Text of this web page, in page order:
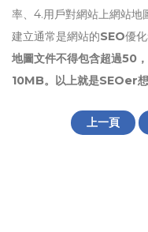
率、4.用戶對網站上網站地
建立通常是網站的SEO優
地圖文件不得包含超過50
10MB。以上就是SEOer
上一頁